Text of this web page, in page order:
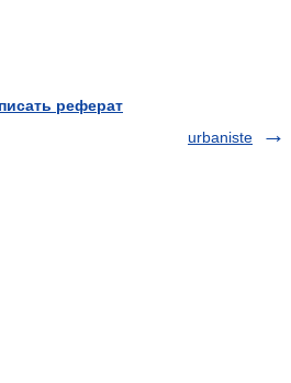
реферат
urbaniste